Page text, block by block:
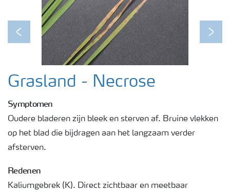
Podcasts
Webinars
Previous Next
Grasland - Necrose
Symptomen
Oudere bladeren zijn bleek en sterven af. Bruine vlekken
op het blad die bijdragen aan het langzaam verder
afsterven.
Redenen
Kaliumgebrek (K). Direct zichtbaar en meetbaar